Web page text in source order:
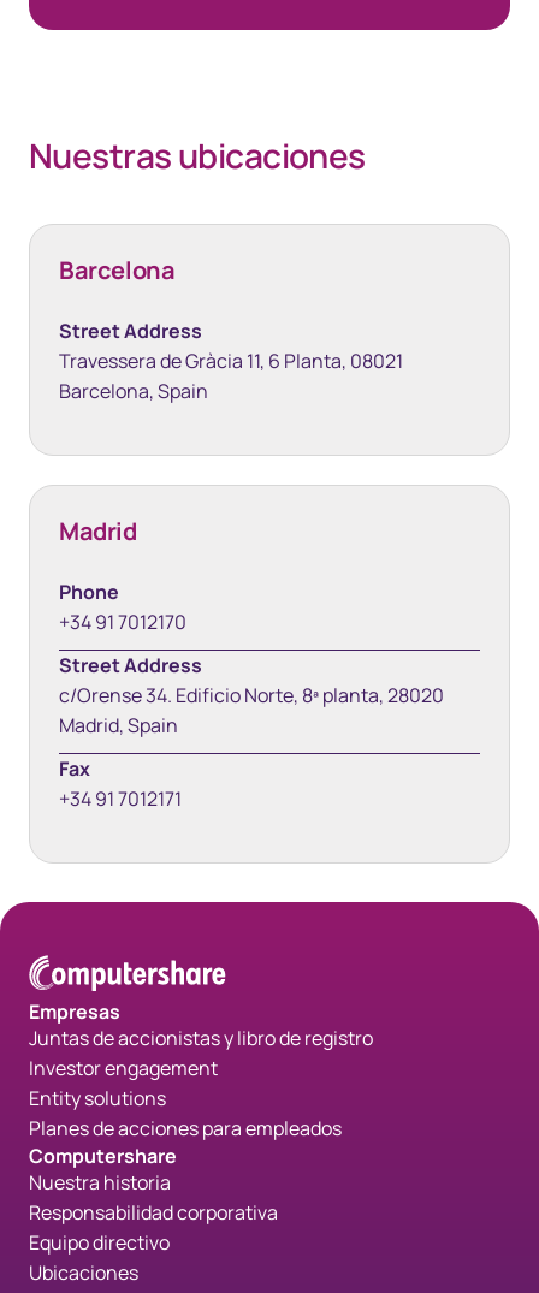
Nuestras ubicaciones
Barcelona
Street Address
Travessera de Gràcia 11, 6 Planta, 08021
Barcelona, Spain
Madrid
Phone
+34 91 7012170
Street Address
c/Orense 34. Edificio Norte, 8ª planta, 28020
Madrid, Spain
Fax
+34 91 7012171
Empresas
Juntas de accionistas y libro de registro
Investor engagement
Entity solutions
Planes de acciones para empleados
Computershare
Nuestra historia
Responsabilidad corporativa
Equipo directivo
Ubicaciones